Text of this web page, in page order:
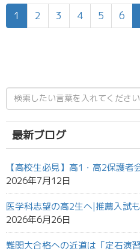
1 2 3 4 5 6
検
索
結
果:
最新ブログ
【高校生必見】高1・高2保護
2026年7月12日
医学科志望の高2生へ|推薦入試
2026年6月26日
難関大合格への近道は「定石演